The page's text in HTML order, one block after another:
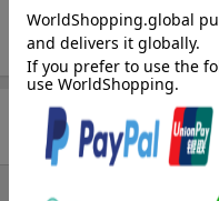
バックナンバー この
商品レビュー